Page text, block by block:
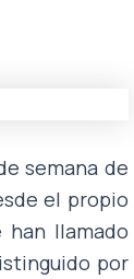
semana de
el propio
llamado
por